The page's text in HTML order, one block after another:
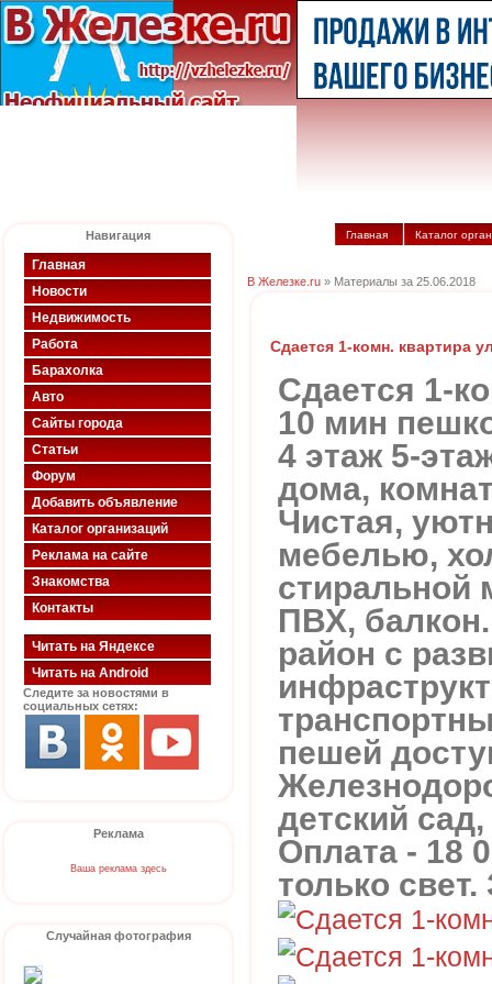
Навигация
Главная
Новости
Недвижимость
Работа
Барахолка
Авто
Сайты города
Статьи
Форум
Добавить объявление
Каталог организаций
Реклама на сайте
Знакомства
Контакты
Читать на Яндексе
Читать на Android
Следите за новостями в
социальных сетях:
Реклама
Ваша реклама здесь
Случайная фотография
Главная Каталог
В Железке.ru » Материалы за 25.06.2018
Сдается 1-комн. квартира
Сдается 1-
10 мин
4 этаж 5-
дома,
Чистая,
мебелью,
стиральной
ПВХ,
район с
пешей
детский
Оплата - 18
только